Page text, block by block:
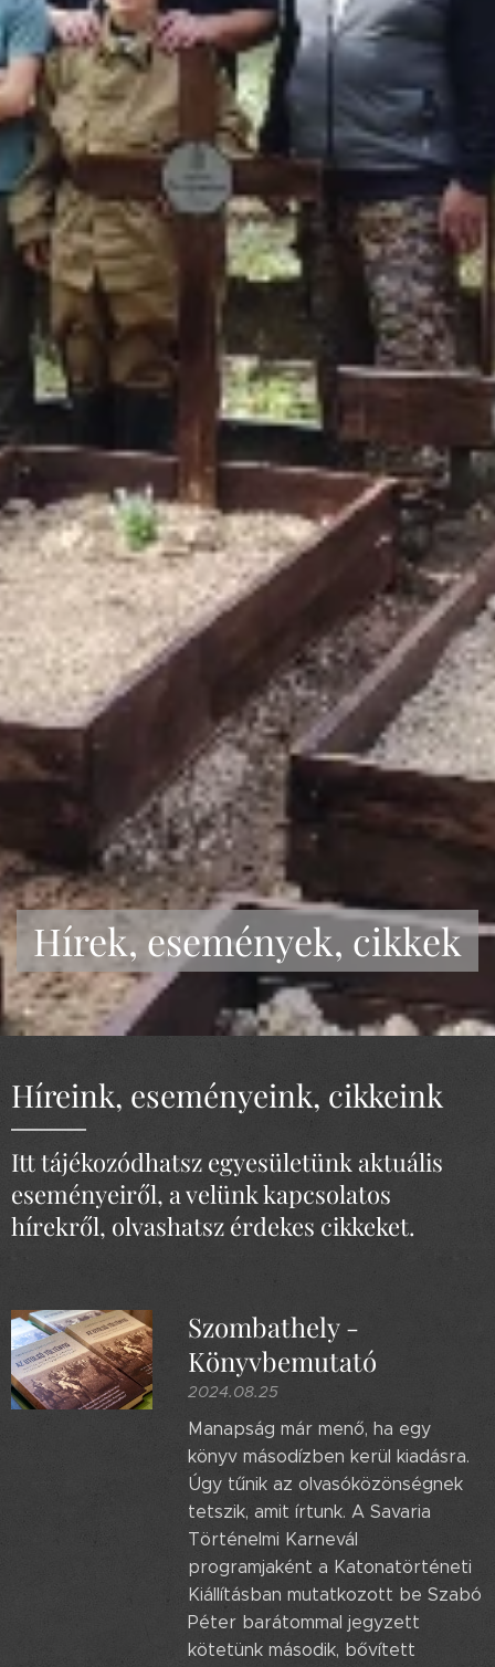
Hírek, események, cikkek
Híreink, eseményeink, cikkeink
Itt tájékozódhatsz egyesületünk aktuális
eseményeiről, a velünk kapcsolatos
hírekről, olvashatsz érdekes cikkeket.
Szombathely -
Könyvbemutató
2024.08.25
Manapság már menő, ha egy
könyv másodízben kerül kiadásra.
Úgy tűnik az olvasóközönségnek
tetszik, amit írtunk. A Savaria
Történelmi Karnevál
programjaként a Katonatörténeti
Kiállításban mutatkozott be Szabó
Péter barátommal jegyzett
kötetünk második, bővített